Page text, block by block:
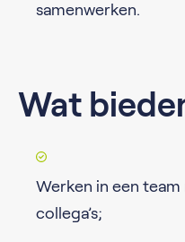
samenwerken.
Wat
Werken in een
collega’s;